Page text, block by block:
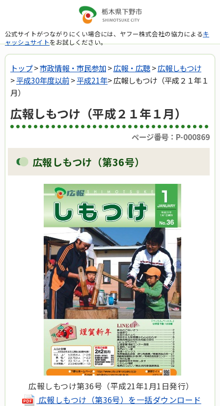
公式サイトがつながりにくい場合には、ヤフー株式会社の協力によるキ
ャッシュサイトをお試しください。
トップ>市政情報・市民参加>広報・広聴>広報しもつけ
>平成30年度以前>平成21年> 広報しもつけ（平成２１年１
月）
広報しもつけ（平成２１年１月）
ページ番号：P-000869
広報しもつけ（第36号）
広報しもつけ第36号（平成21年1月1日発行）
広報しもつけ（第36号）を一括ダウンロード